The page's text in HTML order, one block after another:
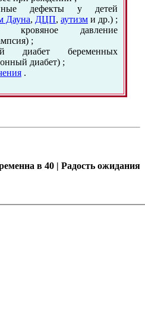
дефекты у детей
Дауна, ДЦП, аутизм и др.) ;
кровяное давление
;
диабет беременных
диабет) ;
.
в 40 | Радость ожидания